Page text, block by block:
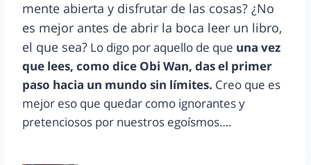
mente abierta y disfrutar de las cosas? ¿No
es mejor antes de abrir la boca leer un libro,
el que sea? Lo digo por aquello de que una vez
que lees, como dice Obi Wan, das el primer
paso hacia un mundo sin límites. Creo que es
mejor eso que quedar como ignorantes y
pretenciosos por nuestros egoísmos….